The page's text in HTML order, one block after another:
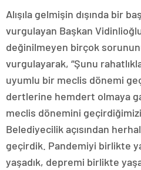
Alışıla gelmişin dışında bir
vurgulayan Başkan
değinilmeyen birçok
vurgulayarak, “Şunu
uyumlu bir meclis dönemi
dertlerine hemdert olmaya
meclis dönemini
Belediyecilik açısından
geçirdik. Pandemiyi birlikte
yaşadık, depremi birlikte